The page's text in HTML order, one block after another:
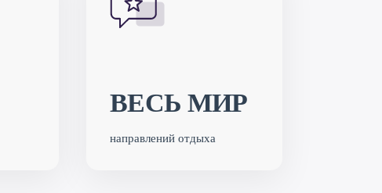
ВЕСЬ МИР
направлений отдыха